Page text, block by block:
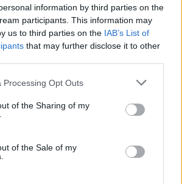
information by third parties on the
participants. This information may
us to third parties on the IAB’s List of
that may further disclose it to other
website/app uses one or more Google
or usage behaviour. You may click to
to Google and its third-party tags to
specified purposes in below Google
Processing Opt Outs
of the Sharing of my
of the Sale of my
Συντάξεις πριν από τα 62: Οι
κατηγορίες ασφαλισμένων που
Σύστημα e-ΕΦΚΑ – Το